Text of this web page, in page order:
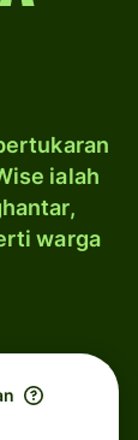
ialah
warga